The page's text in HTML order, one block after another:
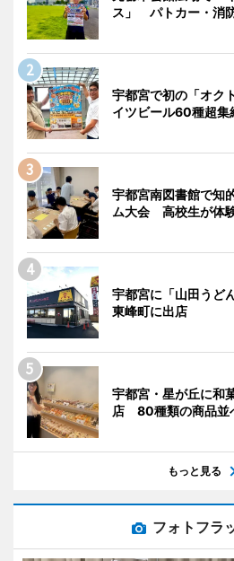
ス」 パトカー・消
宇都宮で初の「オク
イツビール60種超集
宇都宮南図書館で知
ム大会 高校生が体
宇都宮に「山田う
東峰町に出店
宇都宮・星が丘に和
店 80種類の商品並
もっと見る
フォトフラ